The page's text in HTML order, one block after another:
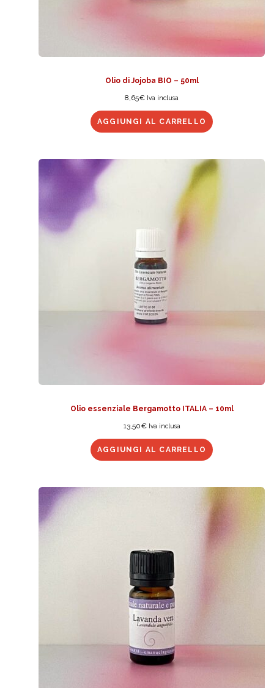
Olio di Jojoba BIO – 50ml
8,65€ Iva inclusa
AGGIUNGI AL CARRELLO
Olio essenziale Bergamotto ITALIA – 10ml
13,50€ Iva inclusa
AGGIUNGI AL CARRELLO